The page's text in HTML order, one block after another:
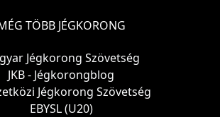
TÖBB JÉGKORONG
Jégkorong Szövetség
JKB - Jégkorongblog
Jégkorong Szövetség
EBYSL (U20)